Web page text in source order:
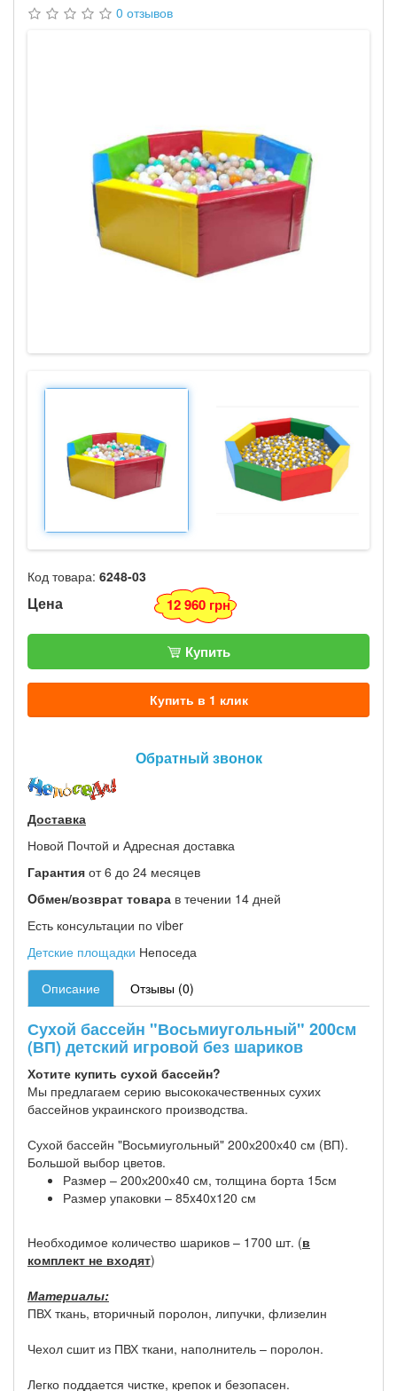
0 отзывов
Код товара: 6248-03
Цена 12 960 грн
Купить
Купить в 1 клик
Обратный звонок
Доставка
Новой Почтой и Адресная доставка
Гарантия от 6 до 24 месяцев
Oбмен/возврат товара в течении 14 дней
Есть консультации по viber
Детские площадки Непоседа
Описание Отзывы (0)
Сухой бассейн "Восьмиугольный" 200см
(ВП) детский игровой без шариков
Хотите купить сухой бассейн?
Мы предлагаем серию высококачественных сухих
бассейнов украинского производства.
Сухой бассейн "Восьмиугольный" 200х200х40 см (ВП).
Большой выбор цветов.
Размер – 200х200х40 см, толщина борта 15см
Размер упаковки – 85x40x120 см
Необходимое количество шариков – 1700 шт. (в
комплект не входят)
Материалы:
ПВХ ткань, вторичный поролон, липучки, флизелин
Чехол сшит из ПВХ ткани, наполнитель – поролон.
Легко поддается чистке, крепок и безопасен.